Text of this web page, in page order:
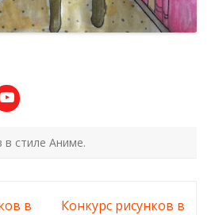
в стиле Аниме.
в
Конкурс рисунков в